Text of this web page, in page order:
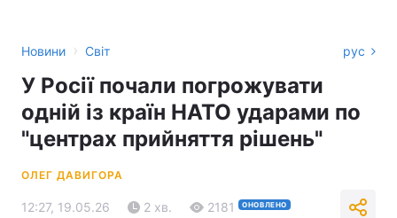
Новини › Світ рус
У Росії почали погрожувати
одній із країн НАТО ударами по
"центрах прийняття рішень"
ОЛЕГ ДАВИГОРА
12:27, 19.05.26 2 хв. 2181 ОНОВЛЕНО